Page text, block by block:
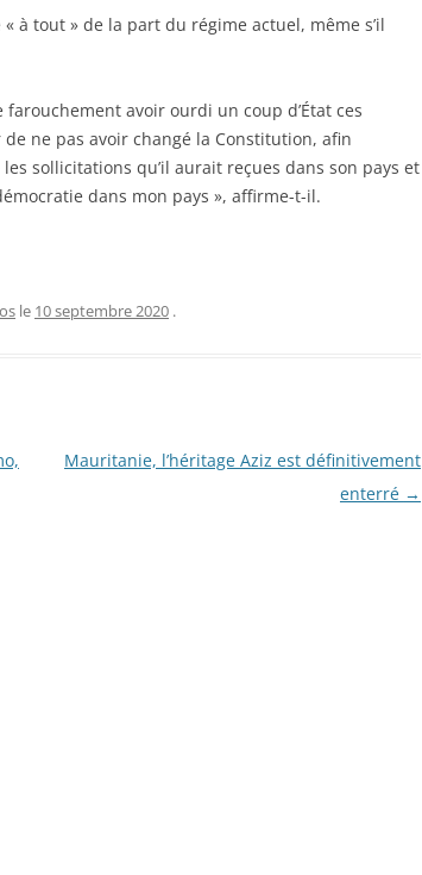
à tout » de la part du régime actuel, même s’il
avoir ourdi un coup d’État ces
ne pas avoir changé la Constitution, afin
sollicitations qu’il aurait reçues dans son pays et
dans mon pays », affirme-t-il.
le 10 septembre 2020 .
Mauritanie, l’héritage Aziz est définitivement
enterré →